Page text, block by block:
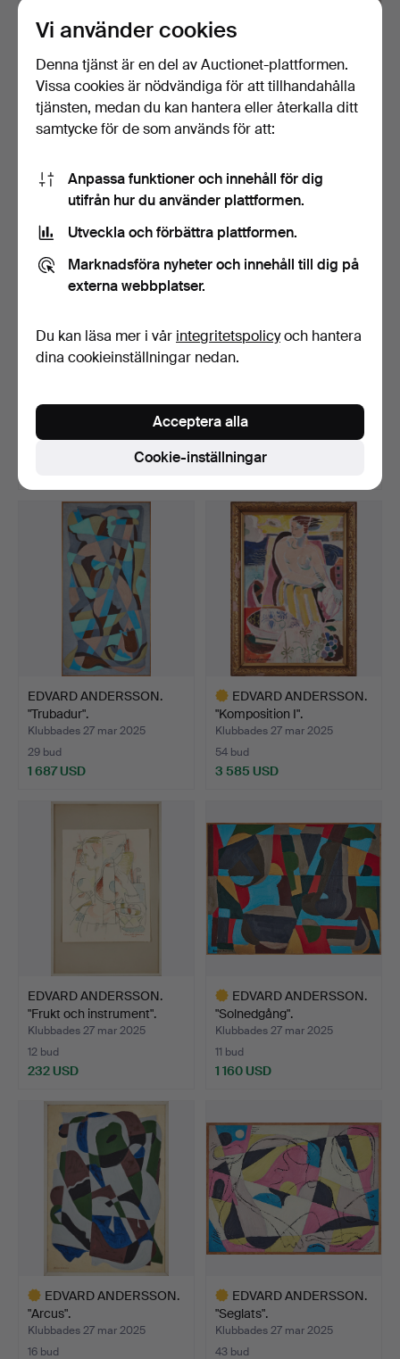
EDVARD ANDERSSON.
"Perspico".
Klubbades 27 mar 2025
1 108 USD
EDVARD ANDERSSON.
Komposition.
Klubbades 27 mar 2025
1 002 USD
Utvalt
"Människor i festlig sam…
Klubbades 27 mar 2025
"Bollen".
Klubbades 27 mar 2025
27 bud
föremål
EDVARD ANDERSSON.
"Trubadur".
Klubbades 27 mar 2025
29 bud
1 687 USD
EDVARD ANDERSSON.
"Komposition I".
Klubbades 27 mar 2025
54 bud
3 585 USD
EDVARD ANDERSSON.
"Frukt och instrument".
Klubbades 27 mar 2025
12 bud
232 USD
EDVARD ANDERSSON.
"Solnedgång".
Klubbades 27 mar 2025
11 bud
1 160 USD
EDVARD ANDERSSON.
"Arcus".
Klubbades 27 mar 2025
16 bud
EDVARD ANDERSSON.
"Seglats".
Klubbades 27 mar 2025
43 bud
Vi använder cookies
Denna tjänst är en del av Auctionet-plattformen.
Vissa cookies är nödvändiga för att tillhandahålla
tjänsten, medan du kan hantera eller återkalla ditt
samtycke för de som används för att:
Anpassa funktioner och innehåll för dig
utifrån hur du använder plattformen.
Utveckla och förbättra plattformen.
Marknadsföra nyheter och innehåll till dig på
externa webbplatser.
Du kan läsa mer i vår integritetspolicyoch hantera
dina cookieinställningar nedan.
Cookie-inställningar
Acceptera alla